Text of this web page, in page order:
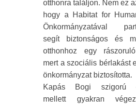
otthonra találjon. Nem ez
hogy a Habitat for
Önkormányzatával
segít biztonságos és
otthonhoz egy
mert a szociális bérlakást
önkormányzat biztosította.
Kapás Bogi szigorú
mellett gyakran